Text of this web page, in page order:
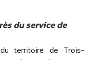
du service de
territoire de Trois-